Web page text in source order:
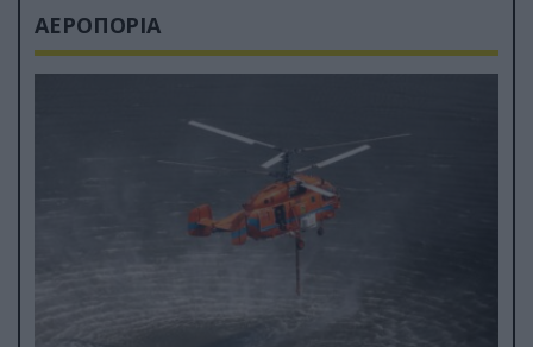
ΑΕΡΟΠΟΡΙΑ